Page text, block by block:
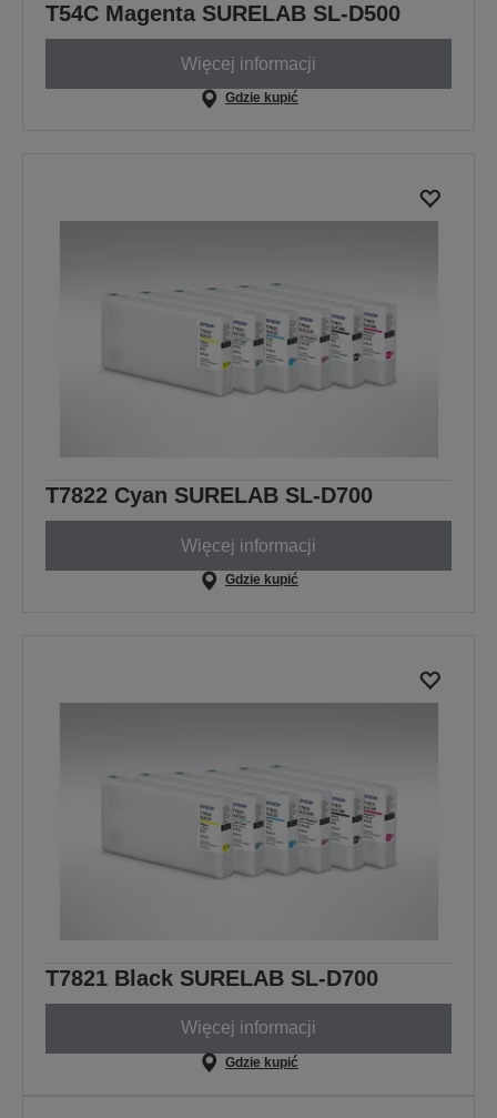
T54C Magenta SURELAB SL-D500
Więcej informacji
Gdzie kupić
T7822 Cyan SURELAB SL-D700
Więcej informacji
Gdzie kupić
T7821 Black SURELAB SL-D700
Więcej informacji
Gdzie kupić